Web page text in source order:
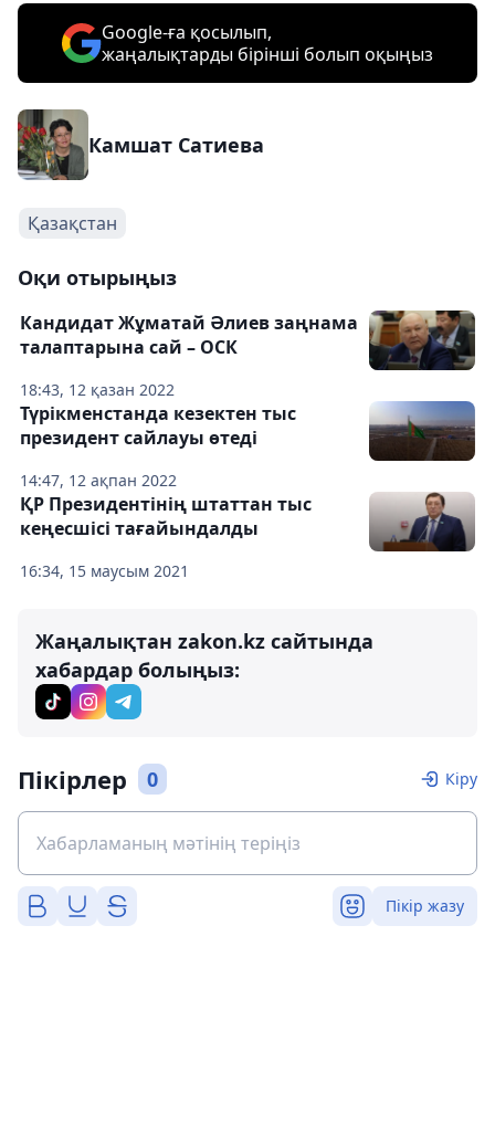
Google-ға қосылып,
жаңалықтарды бірінші болып оқыңыз
Камшат Сатиева
Қазақстан
Оқи отырыңыз
18:43, 12 қазан 2022
Кандидат Жұматай Әлиев заңнама
талаптарына сай – ОСК
14:47, 12 ақпан 2022
Түрікменстанда кезектен тыс
президент сайлауы өтеді
16:34, 15 маусым 2021
ҚР Президентінің штаттан тыс
кеңесшісі тағайындалды
Жаңалықтан zakon.kz сайтында
хабардар болыңыз:
Пікірлер 0 Кіру
Пікір жазу